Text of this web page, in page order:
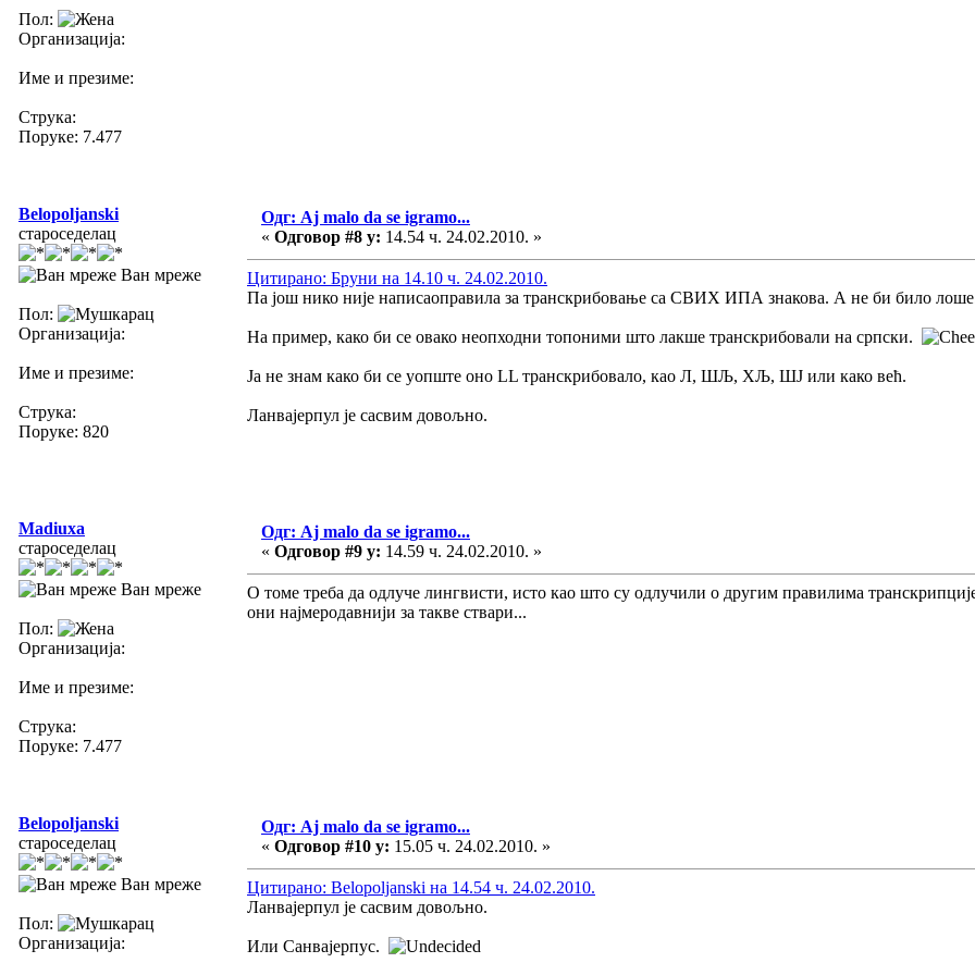
Пол:
Организација:
Име и презиме:
Струка:
Поруке: 7.477
Belopoljanski
староседелац
Ван мреже
Пол:
Организација:
Име и презиме:
Струка:
Поруке: 820
Одг: Aj malo da se igramo...
« Одговор #8 у: 14.54 ч. 24.02.2010. »
Цитирано: Бруни на 14.10 ч. 24.02.2010.
Па још нико није написаоправила за транскрибовање са СВИХ ИПА знакова. А не би било
На пример, како би се овако неопходни топоними што лакше транскрибовали на српски.
Ја не знам како би се уопште оно LL транскрибовало, као Л, ШЉ, ХЉ, ШЈ или како већ.
Ланвајерпул је сасвим довољно.
Madiuxa
староседелац
Ван мреже
Пол:
Организација:
Име и презиме:
Струка:
Поруке: 7.477
Одг: Aj malo da se igramo...
« Одговор #9 у: 14.59 ч. 24.02.2010. »
О томе треба да одлуче лингвисти, исто као што су одлучили о другим правилима
они најмеродавнији за такве ствари...
Belopoljanski
староседелац
Ван мреже
Пол:
Организација:
Одг: Aj malo da se igramo...
« Одговор #10 у: 15.05 ч. 24.02.2010. »
Цитирано: Belopoljanski на 14.54 ч. 24.02.2010.
Ланвајерпул је сасвим довољно.
Или Санвајерпус.